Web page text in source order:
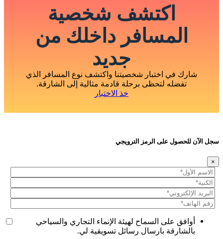
اكتشف شخصية
المسافر داخلك من
جديد
شارك في اختبار شخصيتنا واكتشف نوع المسافر الذي
تفضله لتحظى برحلة قادمة مثالية إلى الشارقة.
خذ الاختبار
سجل الآن للحصول على الرمز الترويجي
×
أوافق على السماح لهيئة الإنماء التجاري والسياحي
بالشارقة بارسال رسائل تسويقية لي.